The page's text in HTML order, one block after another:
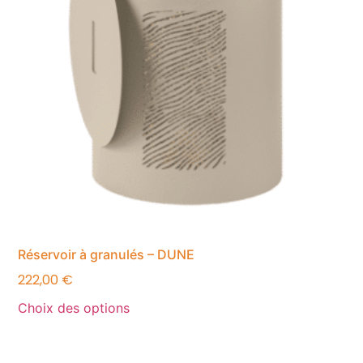
Réservoir à granulés – DUNE
222,00 €
Choix des options